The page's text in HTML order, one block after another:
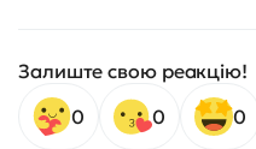
Залиште свою реакцію!
0
0
0